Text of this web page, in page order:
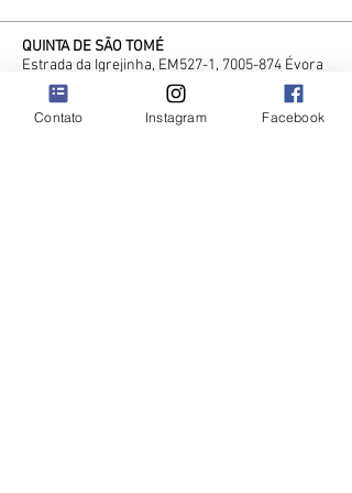
QUINTA DE SÃO TOMÉ
Estrada da Igrejinha, EM527-1, 7005-874 Évora
Telemóvel
92 771 2222
Contato Instagram Facebook